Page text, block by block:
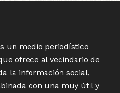
un medio periodístico
ofrece al vecindario de
la información social,
con una muy útil y